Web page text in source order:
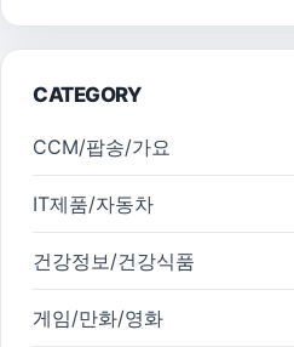
CATEGORY
CCM/팝송/가요
IT제품/자동차
건강정보/건강식품
게임/만화/영화